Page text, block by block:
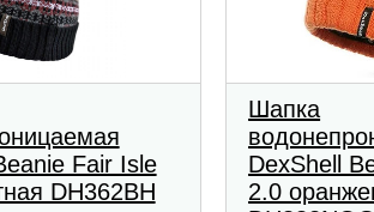
Fair Isle
DH362BH
Шапка
DexShell
2.0